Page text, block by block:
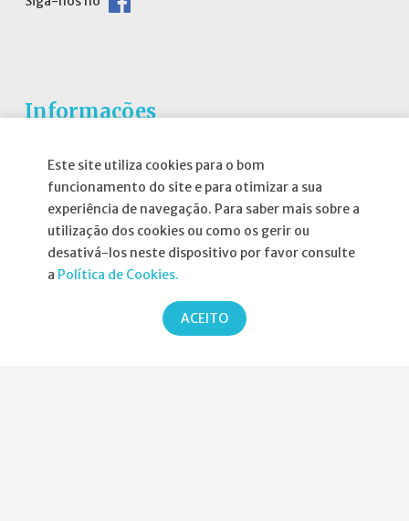
Este site utiliza cookies para o bom
funcionamento do site e para otimizar a sua
experiência de navegação. Para saber mais sobre a
utilização dos cookies ou como os gerir ou
desativá-los neste dispositivo por favor consulte
a Política de Cookies.
ACEITO
Informações
Atribuição da Bolsa SPND
Agenda
Política de Privacidade